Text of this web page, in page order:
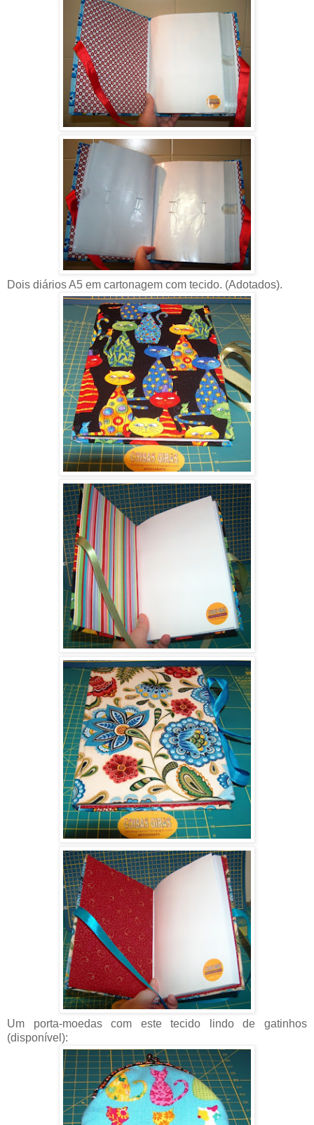
Dois diários A5 em cartonagem com tecido. (Adotados).
Um porta-moedas com este tecido lindo de gatinhos
(disponível):